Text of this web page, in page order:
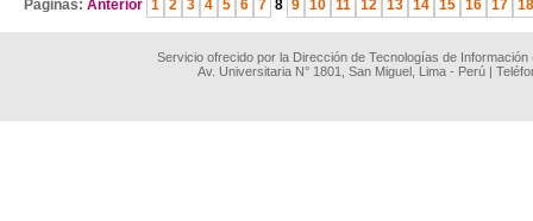
Páginas: Anterior 1 2 3 4 5 6 7 8 9 10 11 12 13 14 15 16 17 18
Servicio ofrecido por la Dirección de Tecnologías de
Av. Universitaria N° 1801, San Miguel, Lima - Perú |